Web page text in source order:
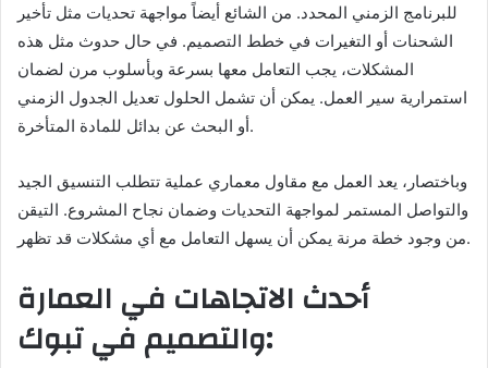
للبرنامج الزمني المحدد. من الشائع أيضاً مواجهة تحديات مثل تأخير
الشحنات أو التغيرات في خطط التصميم. في حال حدوث مثل هذه
المشكلات، يجب التعامل معها بسرعة وبأسلوب مرن لضمان
استمرارية سير العمل. يمكن أن تشمل الحلول تعديل الجدول الزمني
أو البحث عن بدائل للمادة المتأخرة.
وباختصار، يعد العمل مع مقاول معماري عملية تتطلب التنسيق الجيد
والتواصل المستمر لمواجهة التحديات وضمان نجاح المشروع. التيقن
من وجود خطة مرنة يمكن أن يسهل التعامل مع أي مشكلات قد تظهر.
أحدث الاتجاهات في العمارة
والتصميم في تبوك: